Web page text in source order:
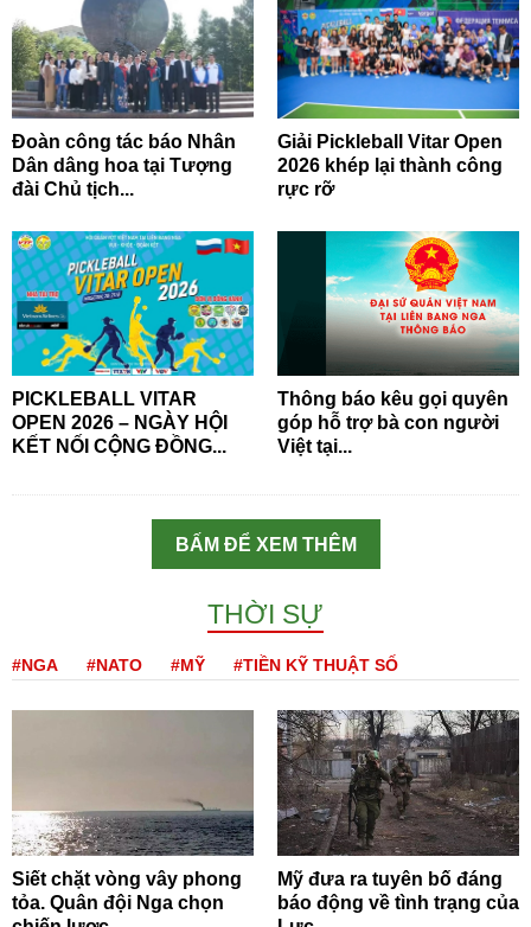
Đoàn công tác báo Nhân
Dân dâng hoa tại Tượng
đài Chủ tịch...
Giải Pickleball Vitar Open
2026 khép lại thành công
rực rỡ
PICKLEBALL VITAR
OPEN 2026 – NGÀY HỘI
KẾT NỐI CỘNG ĐỒNG...
Thông báo kêu gọi quyên
góp hỗ trợ bà con người
Việt tại...
BẤM ĐỂ XEM THÊM
THỜI SỰ
#NGA #NATO #MỸ #TIỀN KỸ THUẬT SỐ
Siết chặt vòng vây phong
tỏa. Quân đội Nga chọn
Mỹ đưa ra tuyên bố đáng
báo động về tình trạng của